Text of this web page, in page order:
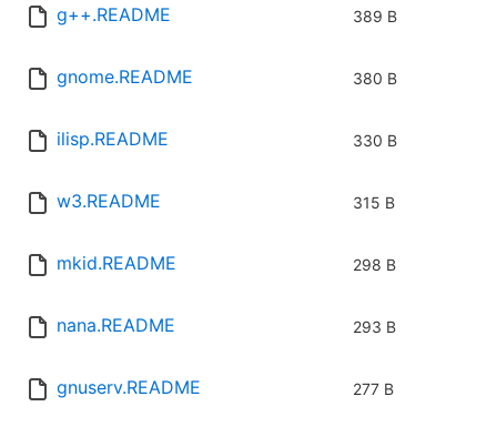
g++.README 389 B
gnome.README 380 B
ilisp.README 330 B
w3.README 315 B
mkid.README 298 B
nana.README 293 B
gnuserv.README 277 B